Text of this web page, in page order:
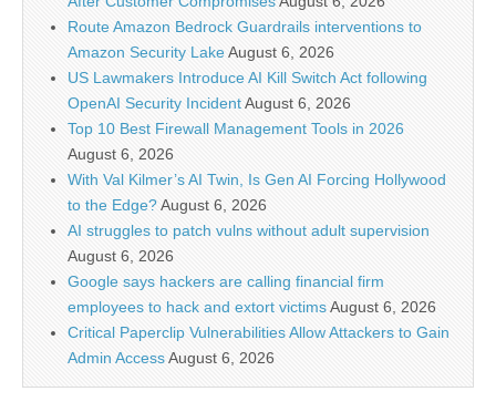
Route Amazon Bedrock Guardrails interventions to
Amazon Security LakeAugust 6, 2026
US Lawmakers Introduce AI Kill Switch Act following
OpenAI Security IncidentAugust 6, 2026
Top 10 Best Firewall Management Tools in 2026
August 6, 2026
With Val Kilmer’s AI Twin, Is Gen AI Forcing Hollywood
to the Edge?August 6, 2026
AI struggles to patch vulns without adult supervision
August 6, 2026
Google says hackers are calling financial firm
employees to hack and extort victimsAugust 6, 2026
Critical Paperclip Vulnerabilities Allow Attackers to Gain
Admin AccessAugust 6, 2026